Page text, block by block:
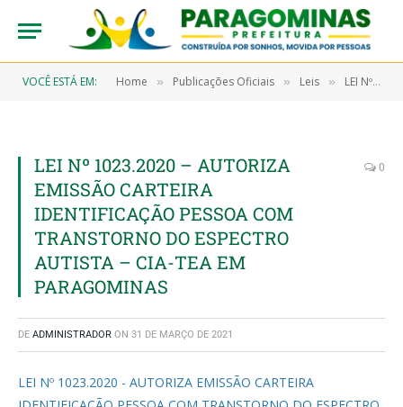
VOCÊ ESTÁ EM: Home » Publicações Oficiais » Leis » LEI Nº 1.023/2020, DE 25 DE AGOSTO DE 2020 (AUTORIZA A INSTITUIÇÃO E REGULAMENTAÇÃO DA EMISSÃO DA CARTEIRA DE IDENTIFICAÇÃO DA PESSOA COM TRANSTORNOS DO ESPECTRO AUTISTA (CIA/TEA), E DÁ OUTRAS PROVIDÊNCIAS)
LEI Nº 1023.2020 – AUTORIZA
EMISSÃO CARTEIRA
IDENTIFICAÇÃO PESSOA COM
TRANSTORNO DO ESPECTRO
AUTISTA – CIA-TEA EM
PARAGOMINAS
0
DE ADMINISTRADOR ON 31 DE MARÇO DE 2021
LEI Nº 1023.2020 - AUTORIZA EMISSÃO CARTEIRA